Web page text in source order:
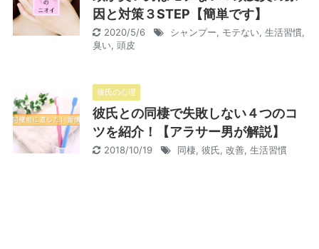
因と対策３STEP【簡単です】
2020/5/6 シャンプー, モテない, 生活習慣,
臭い, 頭皮
彼氏の心理
彼氏との同棲で失敗しない４つのコ
ツを紹介！【アラサー男が解説】
2018/10/19 同棲, 彼氏, 改善, 生活習慣